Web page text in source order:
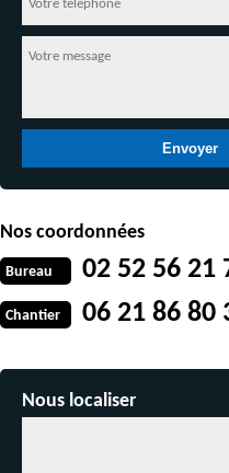
Nos coordonnées
Bureau 02 52 56 21
Chantier 06 21 86 80
Nous localiser